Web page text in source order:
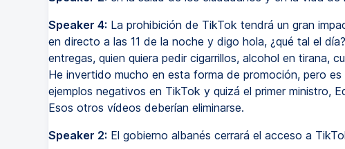
Speaker 4: La prohibición de TikTok tendrá un gran
en directo a las 11 de la noche y digo hola, ¿qué tal el
entregas, quien quiera pedir cigarrillos, alcohol en tirana,
He invertido mucho en esta forma de promoción, pero
ejemplos negativos en TikTok y quizá el primer ministro,
Esos otros vídeos deberían eliminarse.
Speaker 2: El gobierno albanés cerrará el acceso a